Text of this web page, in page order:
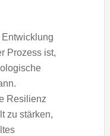
Entwicklung
Prozess ist,
Resilienz
z‬u stärken,